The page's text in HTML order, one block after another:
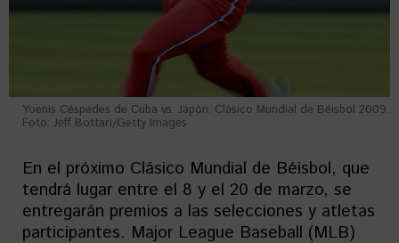
Yoenis Céspedes de Cuba vs. Japón. Clásico Mundial de Béisbol 2009.
Foto: Jeff Bottari/Getty Images
En el próximo Clásico Mundial de Béisbol, que
tendrá lugar entre el 8 y el 20 de marzo, se
entregarán premios a las selecciones y atletas
participantes. Major League Baseball (MLB)